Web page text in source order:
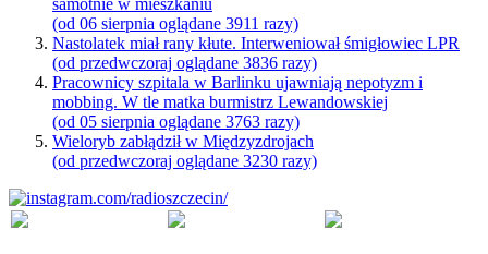
(od 06 sierpnia oglądane 3911 razy)
Nastolatek miał rany kłute. Interweniował śmigłowiec LPR
(od przedwczoraj oglądane 3836 razy)
Pracownicy szpitala w Barlinku ujawniają nepotyzm i
mobbing. W tle matka burmistrz Lewandowskiej
(od 05 sierpnia oglądane 3763 razy)
Wieloryb zabłądził w Międzyzdrojach
(od przedwczoraj oglądane 3230 razy)